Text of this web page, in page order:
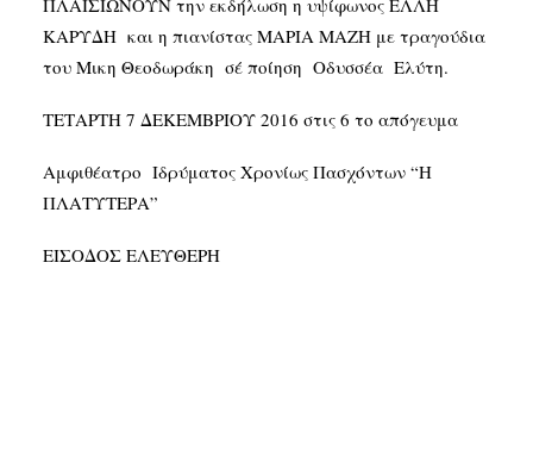
ΚΑΡΥΔΗ και η πιανίστας ΜΑΡΙΑ ΜΑΖΗ με τραγούδια
του Μικη Θεοδωράκη σέ ποίηση Οδυσσέα Ελύτη.
ΤΕΤΑΡΤΗ 7 ΔΕΚΕΜΒΡΙΟΥ 2016 στις 6 το απόγευμα
Αμφιθέατρο Ιδρύματος Χρονίως Πασχόντων “Η
ΠΛΑΤΥΤΕΡΑ”
ΕΙΣΟΔΟΣ ΕΛΕΥΘΕΡΗ